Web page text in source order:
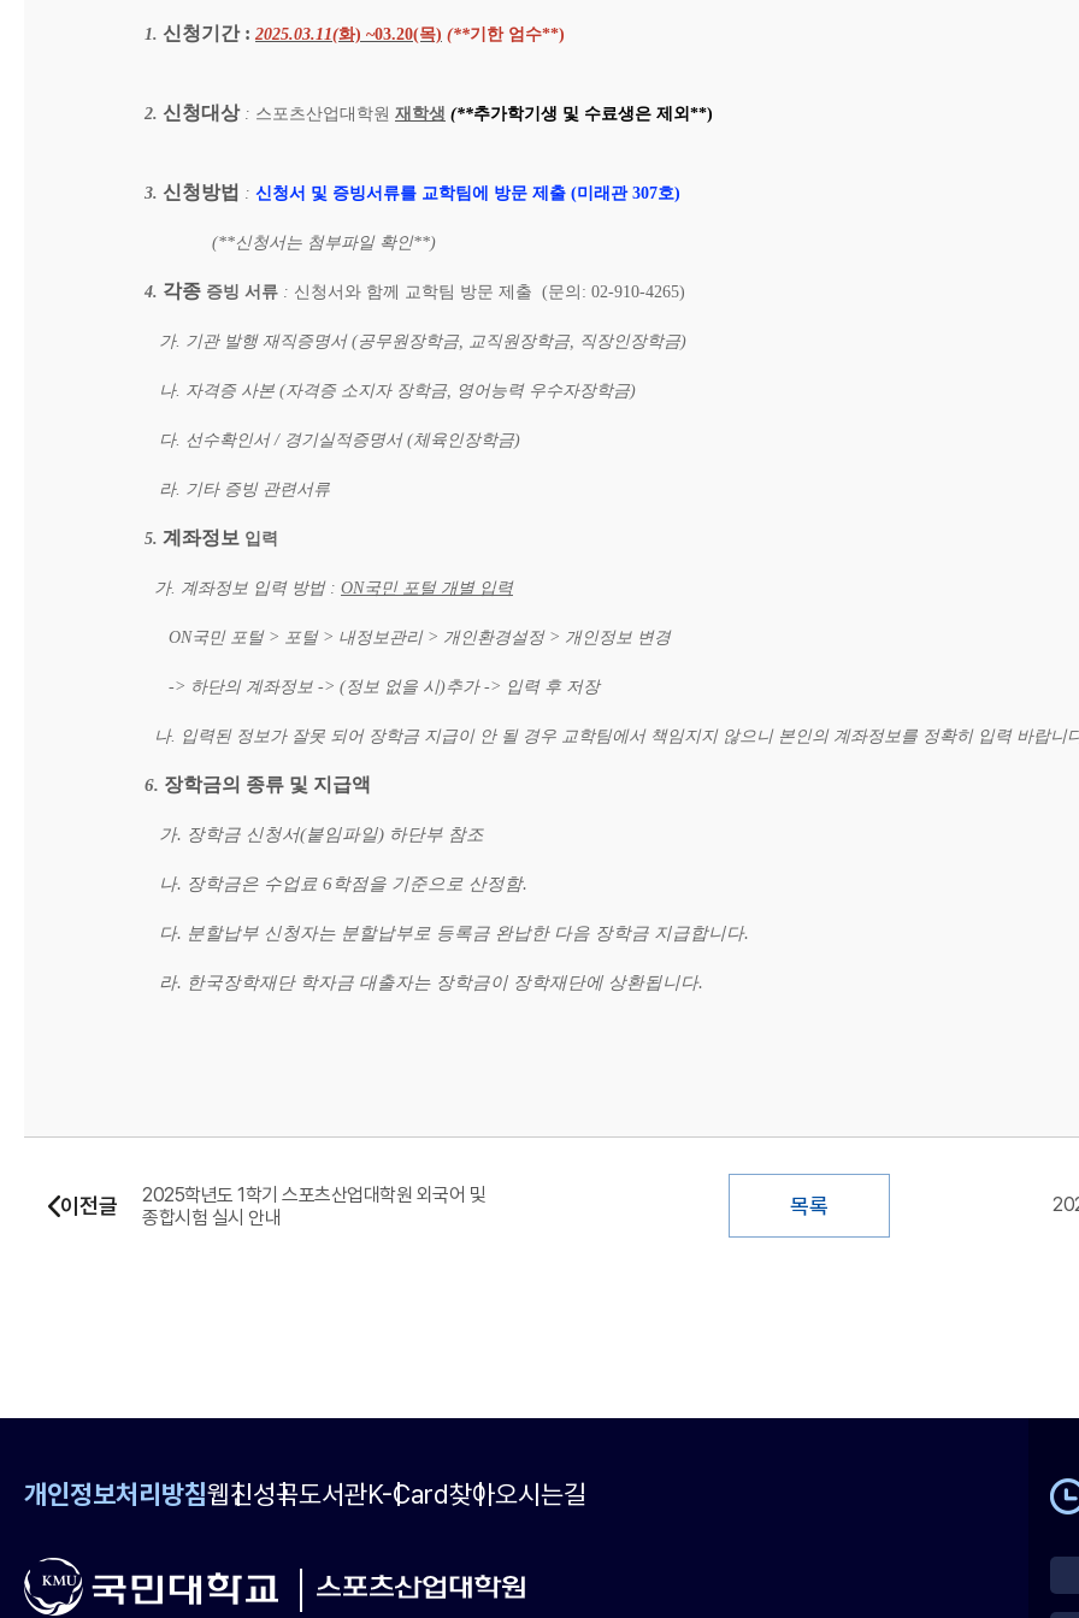
1. 신청기간 : 2025.03.11(화) ~03.20(목) (**기한 엄수**)
2. 신청대상 : 스포츠산업대학원 재학생 (**추가학기생 및 수료생은 제외**)
3. 신청방법 : 신청서 및 증빙서류를 교학팀에 방문 제출 (미래관 307호)
(**신청서는 첨부파일 확인**)
4. 각종 증빙 서류 : 신청서와 함께 교학팀 방문 제출 (문의: 02-910-4265)
가. 기관 발행 재직증명서 (공무원장학금, 교직원장학금, 직장인장학금)
나. 자격증 사본 (자격증 소지자 장학금, 영어능력 우수자장학금)
다. 선수확인서 / 경기실적증명서 (체육인장학금)
라. 기타 증빙 관련서류
5. 계좌정보 입력
가. 계좌정보 입력 방법 : ON국민 포털 개별 입력
ON국민 포털 > 포털 > 내정보관리 > 개인환경설정 > 개인정보 변경
-> 하단의 계좌정보 -> (정보 없을 시)추가 -> 입력 후 저장
나. 입력된 정보가 잘못 되어 장학금 지급이 안 될 경우 교학팀에서 책임지지 않으니 본인의 계좌정보를 정확히 입력 바랍니
6. 장학금의 종류 및 지급액
가. 장학금 신청서(붙임파일) 하단부 참조
나. 장학금은 수업료 6학점을 기준으로 산정함.
다. 분할납부 신청자는 분할납부로 등록금 완납한 다음 장학금 지급합니다.
라. 한국장학재단 학자금 대출자는 장학금이 장학재단에 상환됩니다.
이전글
2025학년도 1학기 스포츠산업대학원 외국어 및
종합시험 실시 안내
목록
개인정보처리방침웹진성곡도서관K-Card찾아오시는길